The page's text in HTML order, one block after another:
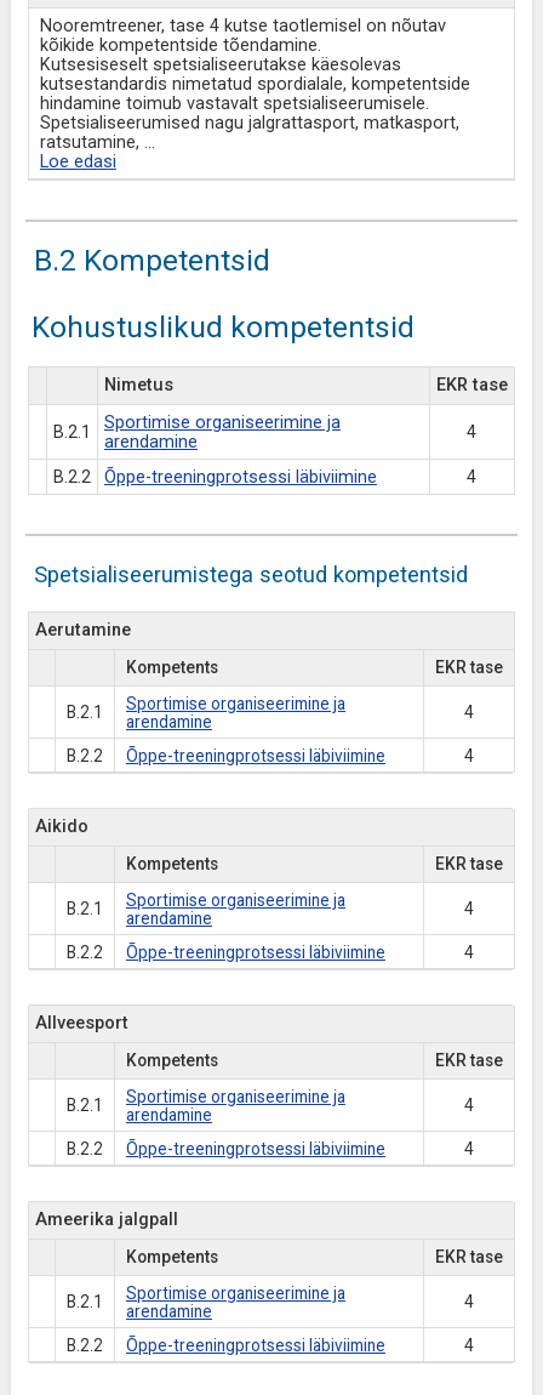
Nooremtreener, tase 4 kutse taotlemisel on nõutav
kõikide kompetentside tõendamine.
Kutsesiseselt spetsialiseerutakse käesolevas
kutsestandardis nimetatud spordialale, kompetentside
hindamine toimub vastavalt spetsialiseerumisele.
Spetsialiseerumised nagu jalgrattasport, matkasport,
ratsutamine, ...
Loe edasi
B.2 Kompetentsid
Kohustuslikud kompetentsid
Nimetus EKR tase
B.2.1
Sportimise organiseerimine ja
arendamine
4
B.2.2 Õppe-treeningprotsessi läbiviimine 4
Spetsialiseerumistega seotud kompetentsid
Aerutamine
Kompetents EKR tase
B.2.1
Sportimise organiseerimine ja
arendamine
4
B.2.2 Õppe-treeningprotsessi läbiviimine 4
Aikido
Kompetents EKR tase
B.2.1
Sportimise organiseerimine ja
arendamine
4
B.2.2 Õppe-treeningprotsessi läbiviimine 4
Allveesport
Kompetents EKR tase
B.2.1
Sportimise organiseerimine ja
arendamine
4
B.2.2 Õppe-treeningprotsessi läbiviimine 4
Ameerika jalgpall
Kompetents EKR tase
B.2.1
Sportimise organiseerimine ja
arendamine
4
B.2.2 Õppe-treeningprotsessi läbiviimine 4